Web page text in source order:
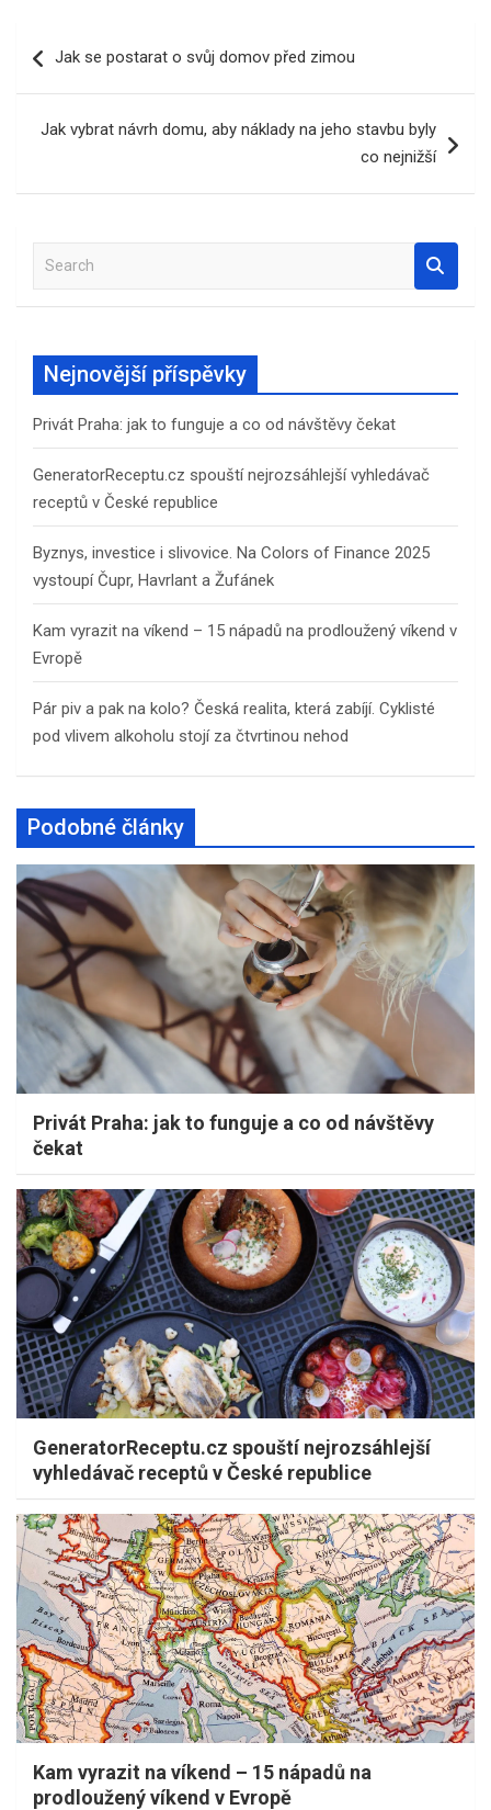
proJak se postarat o svůj domov před zimou
Jak vybrat návrh domu, aby náklady na jeho stavbu byly
co nejnižší
a
h
Nejnovější příspěvky
Privát Praha: jak to funguje a co od návštěvy čekat
GeneratorReceptu.cz spouští nejrozsáhlejší vyhledávač
receptů v České republice
Byznys, investice i slivovice. Na Colors of Finance 2025
vystoupí Čupr, Havrlant a Žufánek
Kam vyrazit na víkend – 15 nápadů na prodloužený víkend v
Evropě
Pár piv a pak na kolo? Česká realita, která zabíjí. Cyklisté
pod vlivem alkoholu stojí za čtvrtinou nehod
Podobné články
Privát Praha: jak to funguje a co od návštěvy
čekat
GeneratorReceptu.cz spouští nejrozsáhlejší
vyhledávač receptů v České republice
Kam vyrazit na víkend – 15 nápadů na
prodloužený víkend v Evropě